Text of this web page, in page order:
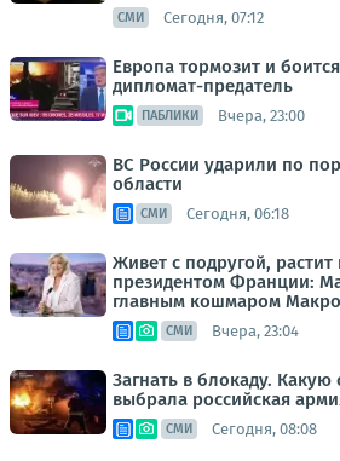
СМИ Сегодня, 07:12
Европа тормозит и
дипломат-предатель
ПАБЛИКИ Вчера, 23:00
ВС России ударили по
области
СМИ Сегодня, 06:18
Живет с подругой,
президентом Франции:
главным кошмаром
СМИ Вчера, 23:04
Загнать в блокаду. Какую
выбрала российская
СМИ Сегодня, 08:08